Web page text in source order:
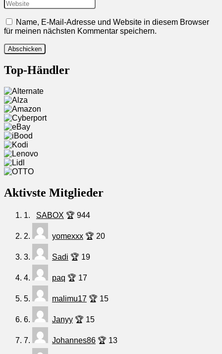
Name, E-Mail-Adresse und Website in diesem Browser
für meinen nächsten Kommentar speichern.
Top-Händler
Aktivste Mitglieder
1. SABOX 🏆 944
2. yomexxx 🏆 20
3. Sadi 🏆 19
4. paq 🏆 17
5. malimu17 🏆 15
6. Janyy 🏆 15
7. Johannes86 🏆 13